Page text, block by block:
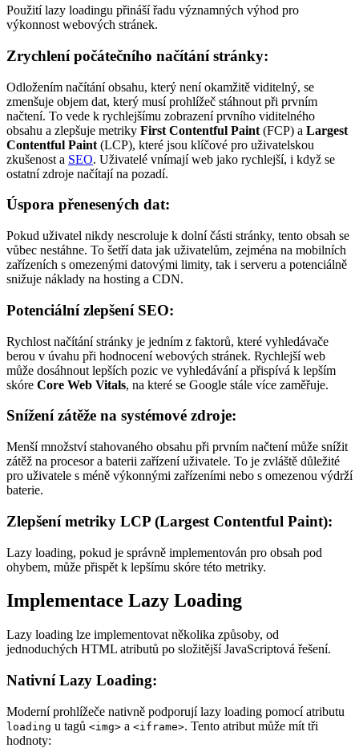
Použití lazy loadingu přináší řadu významných výhod pro
výkonnost webových stránek.
Zrychlení počátečního načítání stránky:
Odložením načítání obsahu, který není okamžitě viditelný, se
zmenšuje objem dat, který musí prohlížeč stáhnout při prvním
načtení. To vede k rychlejšímu zobrazení prvního viditelného
obsahu a zlepšuje metriky First Contentful Paint (FCP) a Largest
Contentful Paint (LCP), které jsou klíčové pro uživatelskou
zkušenost a SEO. Uživatelé vnímají web jako rychlejší, i když se
ostatní zdroje načítají na pozadí.
Úspora přenesených dat:
Pokud uživatel nikdy nescroluje k dolní části stránky, tento obsah se
vůbec nestáhne. To šetří data jak uživatelům, zejména na mobilních
zařízeních s omezenými datovými limity, tak i serveru a potenciálně
snižuje náklady na hosting a CDN.
Potenciální zlepšení SEO:
Rychlost načítání stránky je jedním z faktorů, které vyhledávače
berou v úvahu při hodnocení webových stránek. Rychlejší web
může dosáhnout lepších pozic ve vyhledávání a přispívá k lepším
skóre Core Web Vitals, na které se Google stále více zaměřuje.
Snížení zátěže na systémové zdroje:
Menší množství stahovaného obsahu při prvním načtení může snížit
zátěž na procesor a baterii zařízení uživatele. To je zvláště důležité
pro uživatele s méně výkonnými zařízeními nebo s omezenou výdrží
baterie.
Zlepšení metriky LCP (Largest Contentful Paint):
Lazy loading, pokud je správně implementován pro obsah pod
ohybem, může přispět k lepšímu skóre této metriky.
Implementace Lazy Loading
Lazy loading lze implementovat několika způsoby, od
jednoduchých HTML atributů po složitější JavaScriptová řešení.
Nativní Lazy Loading:
Moderní prohlížeče nativně podporují lazy loading pomocí atributu
loading u tagů <img> a <iframe>. Tento atribut může mít tři
hodnoty: